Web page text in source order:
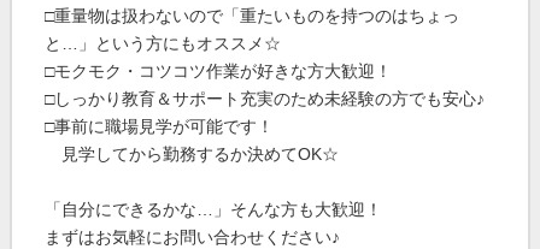
□重量物は扱わないので「重たいものを持つのはちょっ
と…」という方にもオススメ☆
□モクモク・コツコツ作業が好きな方大歓迎！
□しっかり教育＆サポート充実のため未経験の方でも安心♪
□事前に職場見学が可能です！
見学してから勤務するか決めてOK☆
「自分にできるかな…」そんな方も大歓迎！
まずはお気軽にお問い合わせください♪